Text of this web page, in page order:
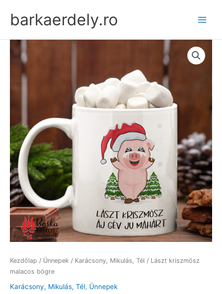
contentbarkaerdely.ro
Kezdőlap / Ünnepek / Karácsony, Mikulás, Tél / Lászt kriszmösz
malacos bögre
Karácsony, Mikulás, Tél, Ünnepek